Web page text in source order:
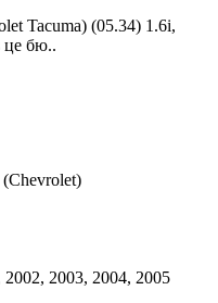
Tacuma) (05.34) 1.6i,
це бю..
2002, 2003, 2004, 2005